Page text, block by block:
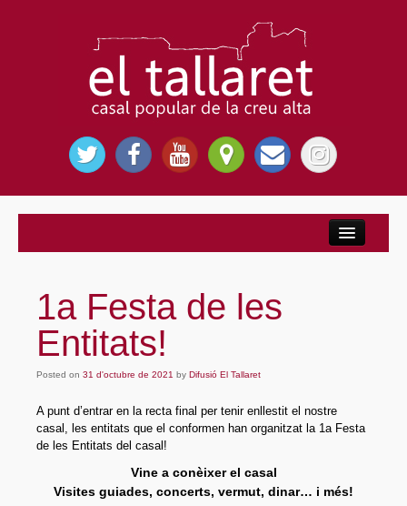
El Casal Popular
Per què El Tallaret?
Entitats
Sòcies i socis
Organització
On som?
1a Festa de les
Entitats!
Posted on 31 d'octubre de 2021 by Difusió El Tallaret
A punt d’entrar en la recta final per tenir enllestit el nostre
casal, les entitats que el conformen han organitzat la 1a Festa
de les Entitats del casal!
Vine a conèixer el casal
Visites guiades, concerts, vermut, dinar… i més!